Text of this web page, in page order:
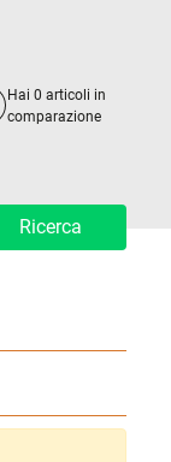
Hai 0 articoli in
comparazione